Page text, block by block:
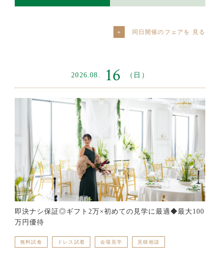
同日開催のフェアを
2026.08. 16 （日）
即決ナシ保証◎ギフト2万×初めての見学に最適◆最大100
万円優待
無料試食 ドレス試着 会場見学 見積相談